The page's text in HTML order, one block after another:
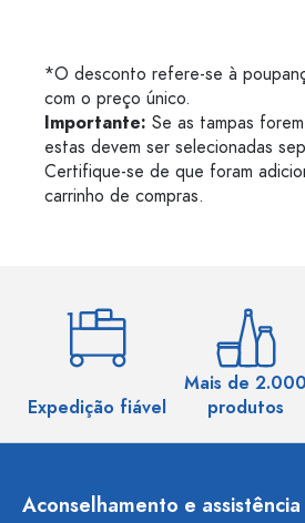
*O desconto refere-se à
com o preço único.
Importante: Se as tampas
estas devem ser selecionadas
Certifique-se de que foram
carrinho de compras.
Expedição fiável
Mais de 2.000
produtos
Aconselhamento e assistência